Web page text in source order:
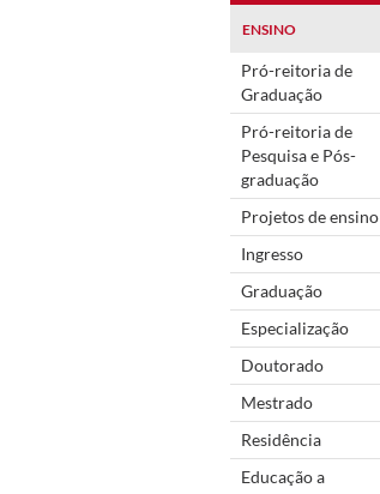
ENSINO
Pró-reitoria de
Graduação
Pró-reitoria de
Pesquisa e Pós-
graduação
Projetos de ensino
Ingresso
Graduação
Especialização
Doutorado
Mestrado
Residência
Educação a